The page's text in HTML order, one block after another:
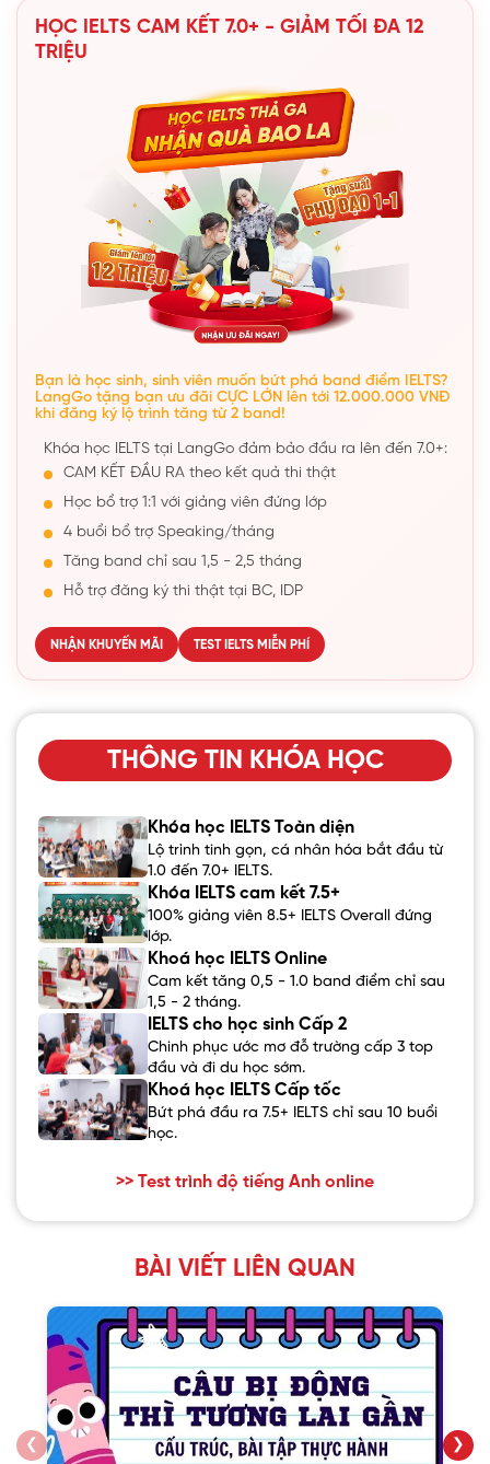
HỌC IELTS CAM KẾT 7.0+ - GIẢM TỐI ĐA 12
TRIỆU
Bạn là học sinh, sinh viên muốn bứt phá band điểm IELTS?
LangGo tặng bạn ưu đãi CỰC LỚN lên tới 12.000.000 VNĐ
khi đăng ký lộ trình tăng từ 2 band!
Khóa học IELTS tại LangGo đảm bảo đầu ra lên đến 7.0+:
CAM KẾT ĐẦU RA theo kết quả thi thật
Học bổ trợ 1:1 với giảng viên đứng lớp
4 buổi bổ trợ Speaking/tháng
Tăng band chỉ sau 1,5 - 2,5 tháng
Hỗ trợ đăng ký thi thật tại BC, IDP
NHẬN KHUYẾN MÃI TEST IELTS MIỄN PHÍ
THÔNG TIN KHÓA HỌC
Khóa học IELTS Toàn diện
Lộ trình tinh gọn, cá nhân hóa bắt đầu từ
1.0 đến 7.0+ IELTS.
Khóa IELTS cam kết 7.5+
100% giảng viên 8.5+ IELTS Overall đứng
lớp.
Khoá học IELTS Online
Cam kết tăng 0,5 - 1.0 band điểm chỉ sau
1,5 - 2 tháng.
IELTS cho học sinh Cấp 2
Chinh phục ước mơ đỗ trường cấp 3 top
đầu và đi du học sớm.
Khoá học IELTS Cấp tốc
Bứt phá đầu ra 7.5+ IELTS chỉ sau 10 buổi
học.
>> Test trình độ tiếng Anh online
BÀI VIẾT LIÊN QUAN
❮ ❯